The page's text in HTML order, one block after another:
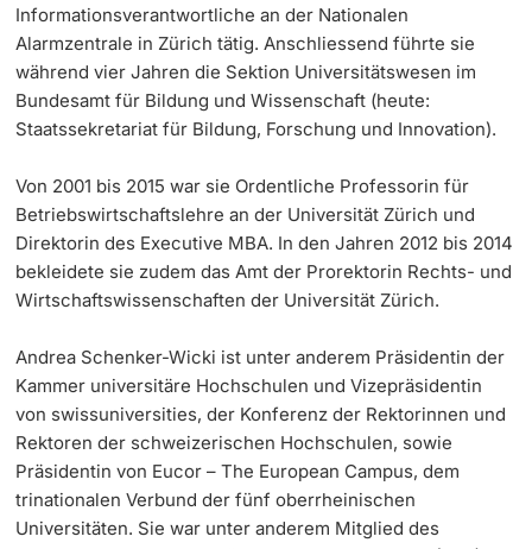
Informationsverantwortliche an der Nationalen
Alarmzentrale in Zürich tätig. Anschliessend führte sie
während vier Jahren die Sektion Universitätswesen im
Bundesamt für Bildung und Wissenschaft (heute:
Staatssekretariat für Bildung, Forschung und Innovation).
Von 2001 bis 2015 war sie Ordentliche Professorin für
Betriebswirtschaftslehre an der Universität Zürich und
Direktorin des Executive MBA. In den Jahren 2012 bis 2014
bekleidete sie zudem das Amt der Prorektorin Rechts- und
Wirtschaftswissenschaften der Universität Zürich.
Andrea Schenker-Wicki ist unter anderem Präsidentin der
Kammer universitäre Hochschulen und Vizepräsidentin
von swissuniversities, der Konferenz der Rektorinnen und
Rektoren der schweizerischen Hochschulen, sowie
Präsidentin von Eucor – The European Campus, dem
trinationalen Verbund der fünf oberrheinischen
Universitäten. Sie war unter anderem Mitglied des